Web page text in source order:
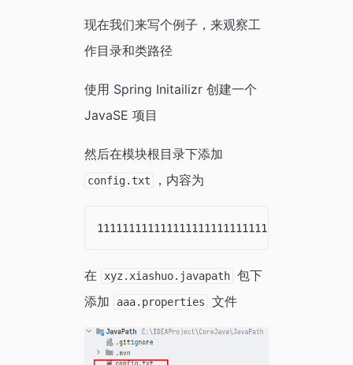
现在我们来写个例子，来观察工
作目录和类路径
使用 Spring Initailizr 创建一个
JavaSE 项目
然后在模块根目录下添加
config.txt ，内容为
在 xyz.xiashuo.javapath 包下
添加
aaa.properties 文件